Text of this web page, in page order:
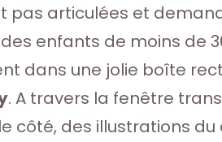
pas articulées et
enfants de moins de
dans une jolie boîte
. A travers la fenêtre
côté, des illustrations